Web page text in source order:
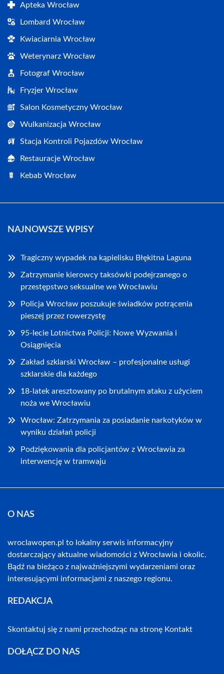
Apteka Wrocław
Lombard Wrocław
Kwiaciarnia Wrocław
Weterynarz Wrocław
Fotograf Wrocław
Fryzjer Wrocław
Salon Kosmetyczny Wrocław
Wulkanizacja Wrocław
Stacja Kontroli Pojazdów Wrocław
Restauracje Wrocław
Kebab Wrocław
NAJNOWSZE WPISY
Tragiczny wypadek na kąpielisku Błękitna Laguna
Zatrzymanie kierowcy taksówki podejrzanego o
przestępstwo seksualne we Wrocławiu
Policja Wrocław poszukuje świadków potrącenia
pieszej przez rowerzystę
95-lecie Lotnictwa Policji: Nowe Wyzwania i
Osiągnięcia
Zakład szklarski Wrocław – profesjonalne usługi
szklarskie dla każdego
18-latek aresztowany po brutalnym ataku z użyciem
noża we Wrocławiu
Wrocław: Zatrzymania za posiadanie narkotyków w
wyniku działań policji
Podziękowania dla policjantów z Wrocławia za
interwencję w tramwaju
O NAS
wroclawopen.pl to lokalny serwis informacyjny
dostarczający aktualne wiadomości z Wrocławia i okolic.
Bądź na bieżąco z najważniejszymi wydarzeniami oraz
interesującymi informacjami z naszego regionu.
REDAKCJA
Skontaktuj się z nami przechodząc na stronę Kontakt
DOŁĄCZ DO NAS